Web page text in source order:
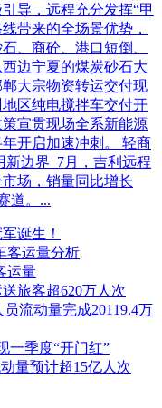
导，远程充分发挥“甲
带来的全场景优势，
、商砼、港口短倒、
边宁夏的煤炭砂石大
大宗物资转运交付现
区纯电搅拌车交付开
宣贯现场全系新能源
开启加速冲刺。 轻商
新边界 7月，吉利远程
场，销量同比增长
道。...
诞生！
客运量分析
运量
旅客超620万人次
流动量完成20119.4万
一季度“开门红”
量预计超15亿人次